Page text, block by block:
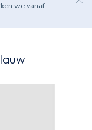
we vanaf